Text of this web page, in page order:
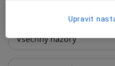
Hledejte v názorech
Upravit